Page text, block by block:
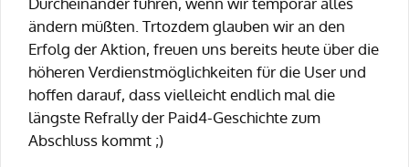
ändern müßten. Trtozdem glauben wir an den
Erfolg der Aktion, freuen uns bereits heute über die
höheren Verdienstmöglichkeiten für die User und
hoffen darauf, dass vielleicht endlich mal die
längste Refrally der Paid4-Geschichte zum
Abschluss kommt ;)